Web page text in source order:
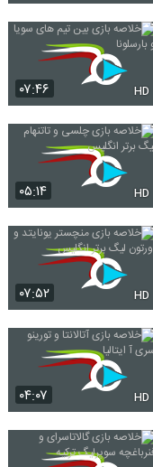
۰۷:۴۶ HD
۰۵:۱۴ HD
۰۷:۵۲ HD
۰۴:۰۷ HD